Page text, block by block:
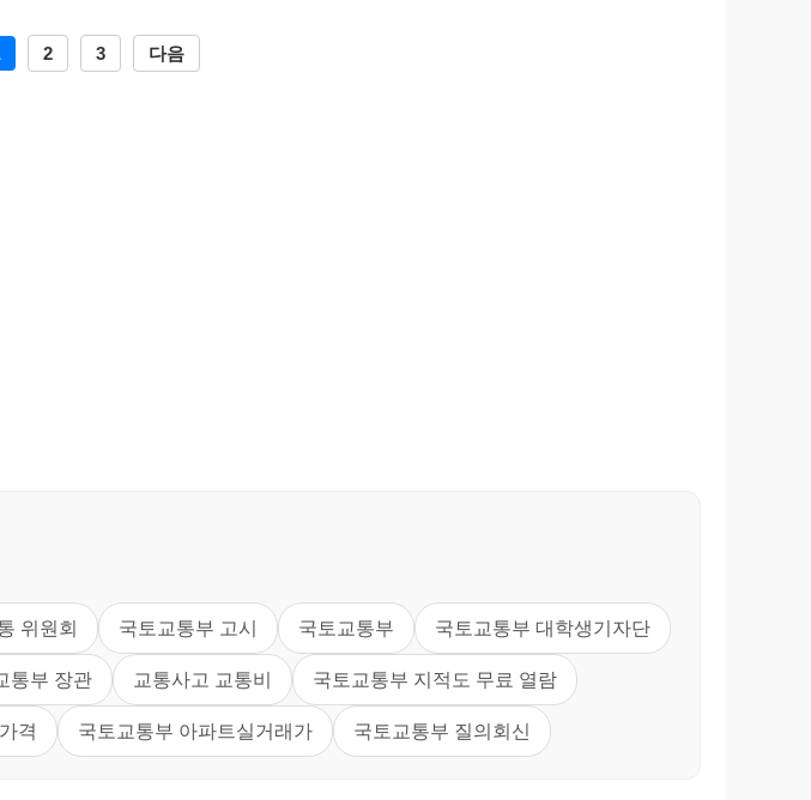
2 3 다음
위원회 국토교통부 고시 국토교통부 국토교통부 대학생기자단
통부 장관 교통사고 교통비 국토교통부 지적도 무료 열람
격 국토교통부 아파트실거래가 국토교통부 질의회신